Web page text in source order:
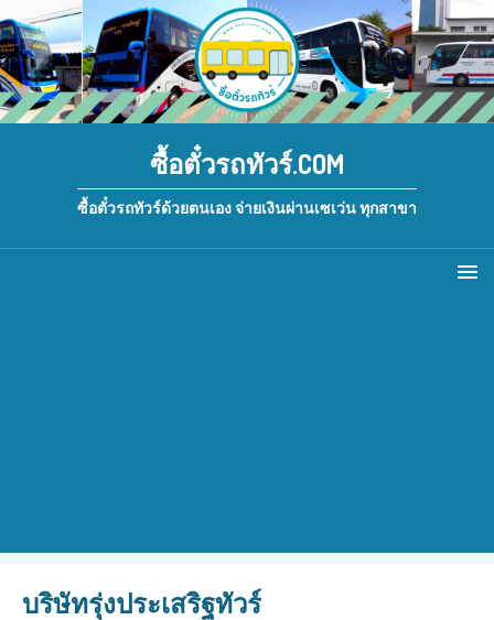
ซื้อตั๋วรถทัวร์.COM
ซื้อตั๋วรถทัวร์ด้วยตนเอง จ่ายเงินผ่านเซเว่น ทุกสาขา
บริษัทรุ่งประเสริฐทัวร์